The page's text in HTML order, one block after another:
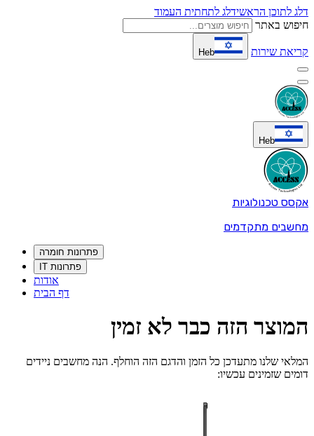
דלג לתוכן הראשידלג לתחתית העמוד
חיפוש באתר
קריאת שירות Heb
Heb
אקסס טכנולוגיות
מחשבים מתקדמים
פתרונות חומרה
פתרונות IT
אודות
דף הבית
המוצר הזה כבר לא זמין
המלאי שלנו מתעדכן כל הזמן והדגם הזה הוחלף. הנה מחשבים ניידים
דומים שזמינים עכשיו: